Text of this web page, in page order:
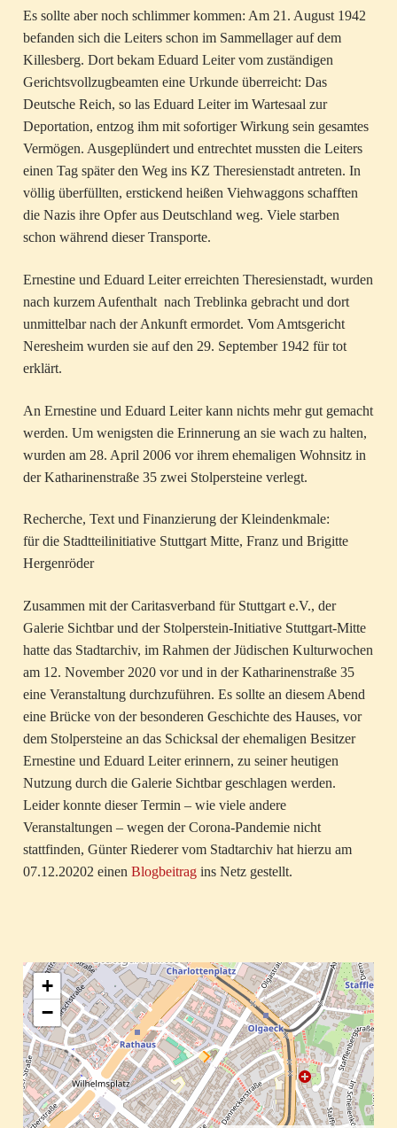
Es sollte aber noch schlimmer kommen: Am 21. August 1942
befanden sich die Leiters schon im Sammellager auf dem
Killesberg. Dort bekam Eduard Leiter vom zuständigen
Gerichtsvollzugbeamten eine Urkunde überreicht: Das
Deutsche Reich, so las Eduard Leiter im Wartesaal zur
Deportation, entzog ihm mit sofortiger Wirkung sein gesamtes
Vermögen. Ausgeplündert und entrechtet mussten die Leiters
einen Tag später den Weg ins KZ Theresienstadt antreten. In
völlig überfüllten, erstickend heißen Viehwaggons schafften
die Nazis ihre Opfer aus Deutschland weg. Viele starben
schon während dieser Transporte.
Ernestine und Eduard Leiter erreichten Theresienstadt, wurden
nach kurzem Aufenthalt nach Treblinka gebracht und dort
unmittelbar nach der Ankunft ermordet. Vom Amtsgericht
Neresheim wurden sie auf den 29. September 1942 für tot
erklärt.
An Ernestine und Eduard Leiter kann nichts mehr gut gemacht
werden. Um wenigsten die Erinnerung an sie wach zu halten,
wurden am 28. April 2006 vor ihrem ehemaligen Wohnsitz in
der Katharinenstraße 35 zwei Stolpersteine verlegt.
Recherche, Text und Finanzierung der Kleindenkmale:
für die Stadtteilinitiative Stuttgart Mitte, Franz und Brigitte
Hergenröder
Zusammen mit der Caritasverband für Stuttgart e.V., der
Galerie Sichtbar und der Stolperstein-Initiative Stuttgart-Mitte
hatte das Stadtarchiv, im Rahmen der Jüdischen Kulturwochen
am 12. November 2020 vor und in der Katharinenstraße 35
eine Veranstaltung durchzuführen. Es sollte an diesem Abend
eine Brücke von der besonderen Geschichte des Hauses, vor
dem Stolpersteine an das Schicksal der ehemaligen Besitzer
Ernestine und Eduard Leiter erinnern, zu seiner heutigen
Nutzung durch die Galerie Sichtbar geschlagen werden.
Leider konnte dieser Termin – wie viele andere
Veranstaltungen – wegen der Corona-Pandemie nicht
stattfinden, Günter Riederer vom Stadtarchiv hat hierzu am
07.12.20202 einen Blogbeitrag ins Netz gestellt.
+
−